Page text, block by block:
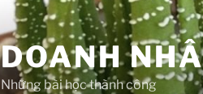
DOANH
Những bài học thành công